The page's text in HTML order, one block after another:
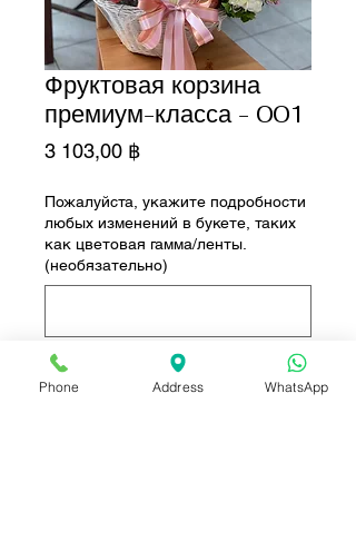
Фруктовая корзина
премиум-класса - 001
3 103,00 ฿Цена
Пожалуйста, укажите подробности
любых изменений в букете, таких
как цветовая гамма/ленты.
(необязательно)
0/500
Количество
Phone Address WhatsApp